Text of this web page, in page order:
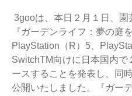
3gooは、本日２月１日、園
『ガーデンライフ：夢の庭
PlayStation（R）5、
SwitchTM向けに日本国内で
ースすることを発表し、同
公開いたしました。『ガー